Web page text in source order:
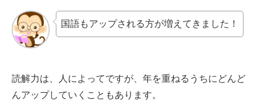
国語もアップされる方が増えてきました！
読解力は、人によってですが、年を重ねるうちにどんど
んアップしていくこともあります。